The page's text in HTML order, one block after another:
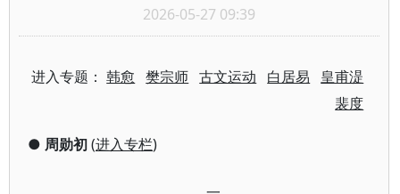
2026-05-27 09:39
进入专题：韩愈 樊宗师 古文运动 白居易
皇甫湜
裴度
● 周勋初(进入专栏)